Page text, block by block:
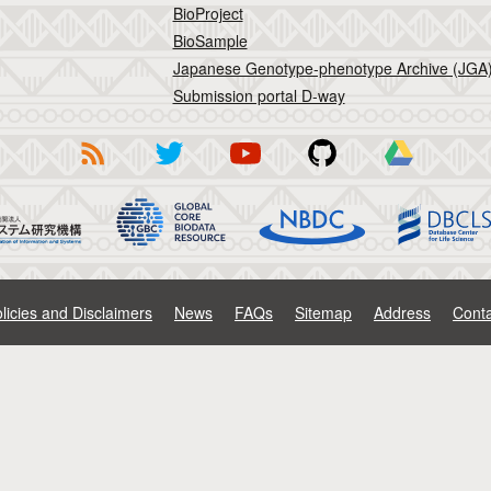
BioProject
BioSample
Japanese Genotype-phenotype Archive
Submission portal D-way
and Disclaimers News FAQs Sitemap Address